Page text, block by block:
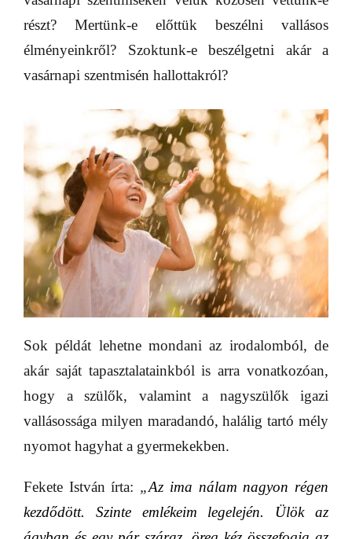
részt? Mertünk-e előttük beszélni vallásos
élményeinkről? Szoktunk-e beszélgetni akár a
vasárnapi szentmisén hallottakról?
Sok példát lehetne mondani az irodalomból, de
akár saját tapasztalatainkból is arra vonatkozóan,
hogy a szülők, valamint a nagyszülők igazi
vallásossága milyen maradandó, halálig tartó mély
nyomot hagyhat a gyermekekben.
Fekete István írta: „Az ima nálam nagyon régen
kezdődött. Szinte emlékeim legelején. Ülök az